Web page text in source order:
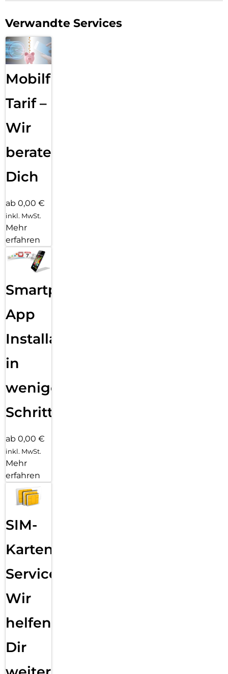
Verwandte Services
Mobilfunk
Tarif –
Wir
beraten
Dich
ab 0,00 €
inkl. MwSt.
Mehr
erfahren
Smartphone
App
Installation
in
wenigen
Schritten
ab 0,00 €
inkl. MwSt.
Mehr
erfahren
SIM-
Karten
Service:
Wir
helfen
Dir